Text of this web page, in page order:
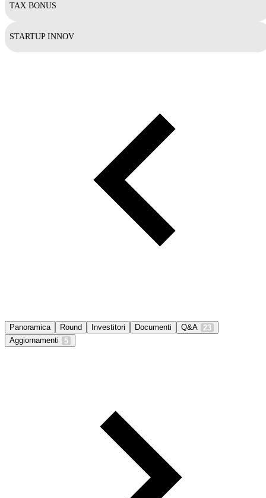
TAX BONUS
STARTUP INNOV
Panoramica Round Investitori Documenti Q&A
23
Aggiornamenti
5